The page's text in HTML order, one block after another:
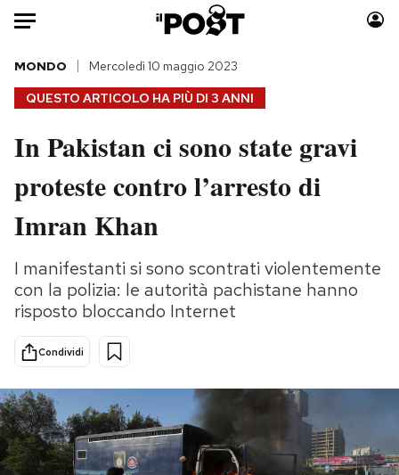
Auto
HOME
Italia
Politica
Tecnologia
Scienza
Cultura
Sport
Moda
Consumismi
Media
Europa
PODCAST
QUESTO ARTICOLO HA PIÙ DI 3 ANNI
MONDO Mercoledì 10 maggio 2023
In Pakistan ci sono state gravi
proteste contro l’arresto di
Imran Khan
I manifestanti si sono scontrati violentemente
con la polizia: le autorità pachistane hanno
risposto bloccando Internet
Condividi